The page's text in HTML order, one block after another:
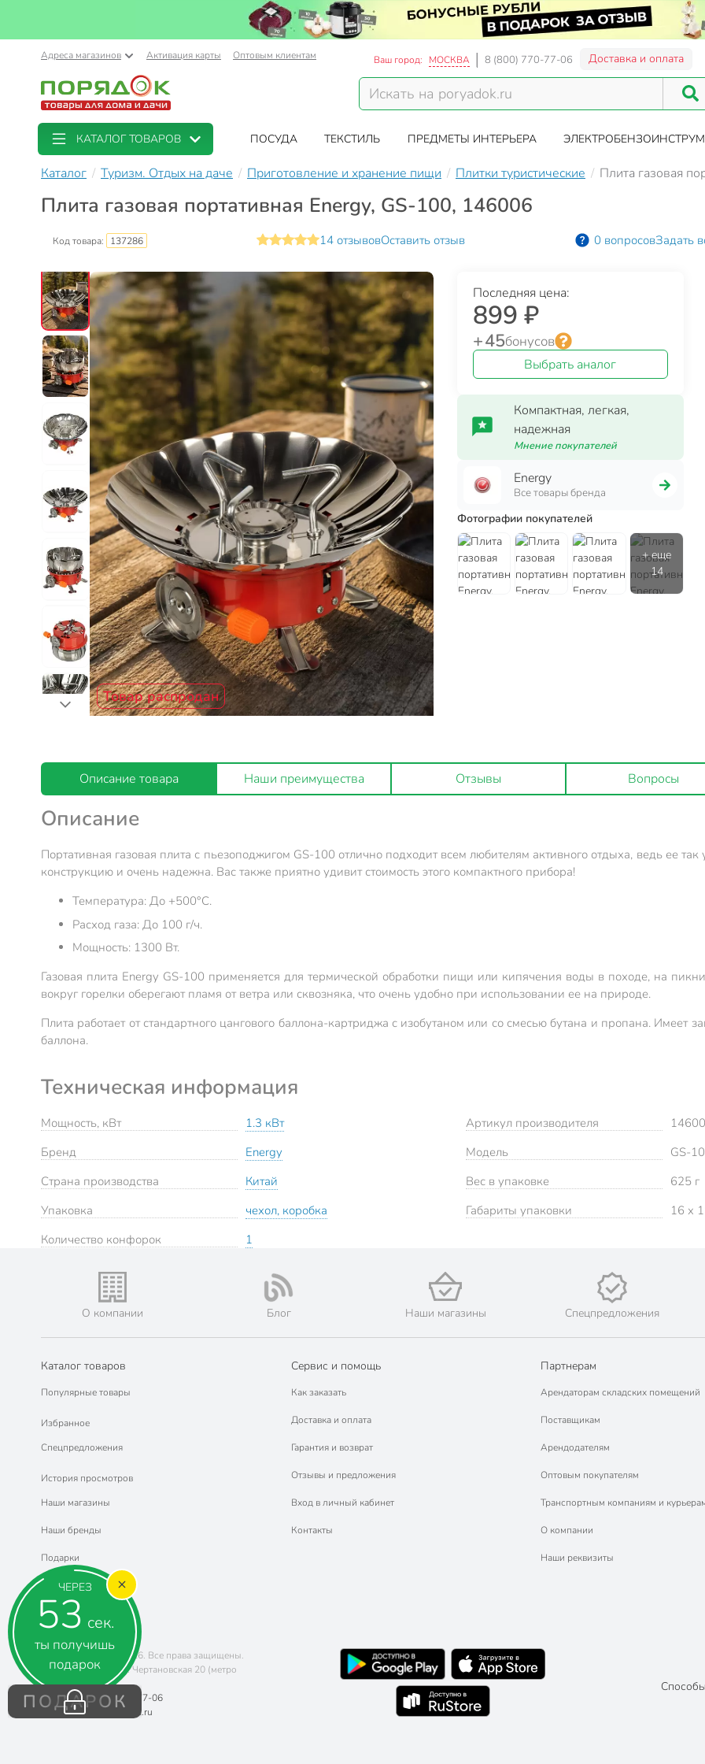
ЧЕРЕЗ
53 сек.
ты получишь
подарок
ПОДАРОК
Адреса магазинов Активация карты Оптовым клиентам Ваш город: МОСКВА 8 (800) 770-77-06 Доставка и оплата
КАТАЛОГ ТОВАРОВ ПОСУДА ТЕКСТИЛЬ ПРЕДМЕТЫ ИНТЕРЬЕРА
Каталог Туризм. Отдых на даче Приготовление и хранение пищи Плитки туристические Плита газовая
Плита газовая портативная Energy, GS-100, 146006
Код товара: 137286 14 отзывовОставить отзыв 0 вопросовЗадать
Товар распродан
Последняя цена:
899 ₽
+ 45бонусов
Выбрать аналог
Компактная, легкая,
надежная
Мнение покупателей
Energy
Все товары бренда
Фотографии покупателей
Описание товара Наши преимущества Отзывы Вопросы
Описание
Портативная газовая плита с пьезоподжигом GS-100 отлично подходит всем любителям активного отдыха, ведь ее
конструкцию и очень надежна. Вас также приятно удивит стоимость этого компактного прибора!
Температура: До +500°С.
Расход газа: До 100 г/ч.
Мощность: 1300 Вт.
Газовая плита Energy GS-100 применяется для термической обработки пищи или кипячения воды в походе, на
вокруг горелки оберегают пламя от ветра или сквозняка, что очень удобно при использовании ее на природе.
Плита работает от стандартного цангового баллона-картриджа с изобутаном или со смесью бутана и пропана. Имеет
баллона.
Техническая информация
Мощность, кВт
1.3 кВт
Бренд
Energy
Страна производства
Китай
Упаковка
чехол, коробка
Количество конфорок
1
Артикул производителя
Модель
GS-
Вес в упаковке
625 г
Габариты упаковки
16 x
О компании Блог Наши магазины Спецпредложения
Каталог товаров
Популярные товары
Избранное
Спецпредложения
История просмотров
Наши магазины
Наши бренды
Подарки
Сервис и помощь
Как заказать
Доставка и оплата
Гарантия и возврат
Отзывы и предложения
Вход в личный кабинет
Контакты
Партнерам
Арендаторам складских помещений
Поставщикам
Арендодателям
Оптовым покупателям
Транспортным компаниям и
О компании
Наши реквизиты
Copyright © 2011-2026. Все права защищены.
Адрес: г. Москва, ул. Чертановская 20 (метро
Южная)
Телефон:8 (800) 770-77-06
Почта:sales@poryadok.ru